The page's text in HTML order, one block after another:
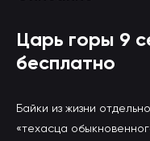
Царь горы 9
бесплатно
Байки из жизни
«техасца